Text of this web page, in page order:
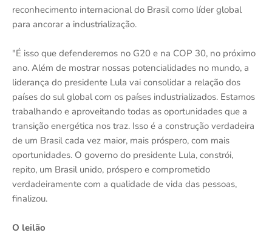
reconhecimento internacional do Brasil como líder global
para ancorar a industrialização.
"É isso que defenderemos no G20 e na COP 30, no próximo
ano. Além de mostrar nossas potencialidades no mundo, a
liderança do presidente Lula vai consolidar a relação dos
países do sul global com os países industrializados. Estamos
trabalhando e aproveitando todas as oportunidades que a
transição energética nos traz. Isso é a construção verdadeira
de um Brasil cada vez maior, mais próspero, com mais
oportunidades. O governo do presidente Lula, constrói,
repito, um Brasil unido, próspero e comprometido
verdadeiramente com a qualidade de vida das pessoas,
finalizou.
O leilão